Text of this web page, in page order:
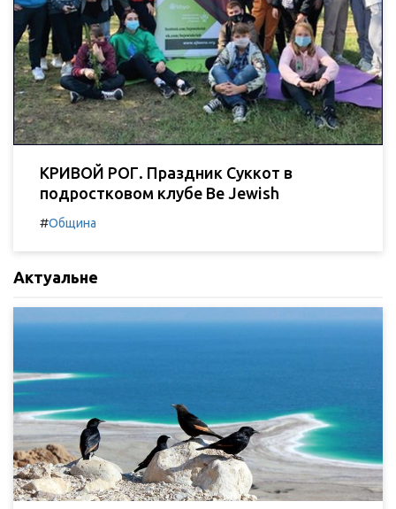
КРИВОЙ РОГ. Праздник Суккот в
подростковом клубе Be Jewish
#Община
Актуальне